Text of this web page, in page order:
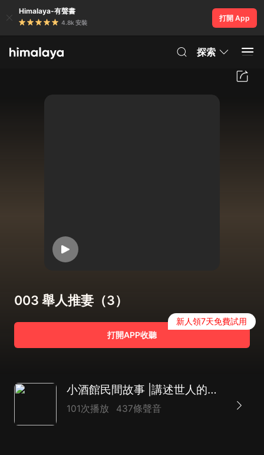
Himalaya-有聲書
4.8k 安裝
打開 App
探索
003 舉人推妻（3）
打開APP收聽
新人領7天免費試用
小酒館民間故事 |講述世人的奇遇人生| 徐來演播
101次播放 437條聲音